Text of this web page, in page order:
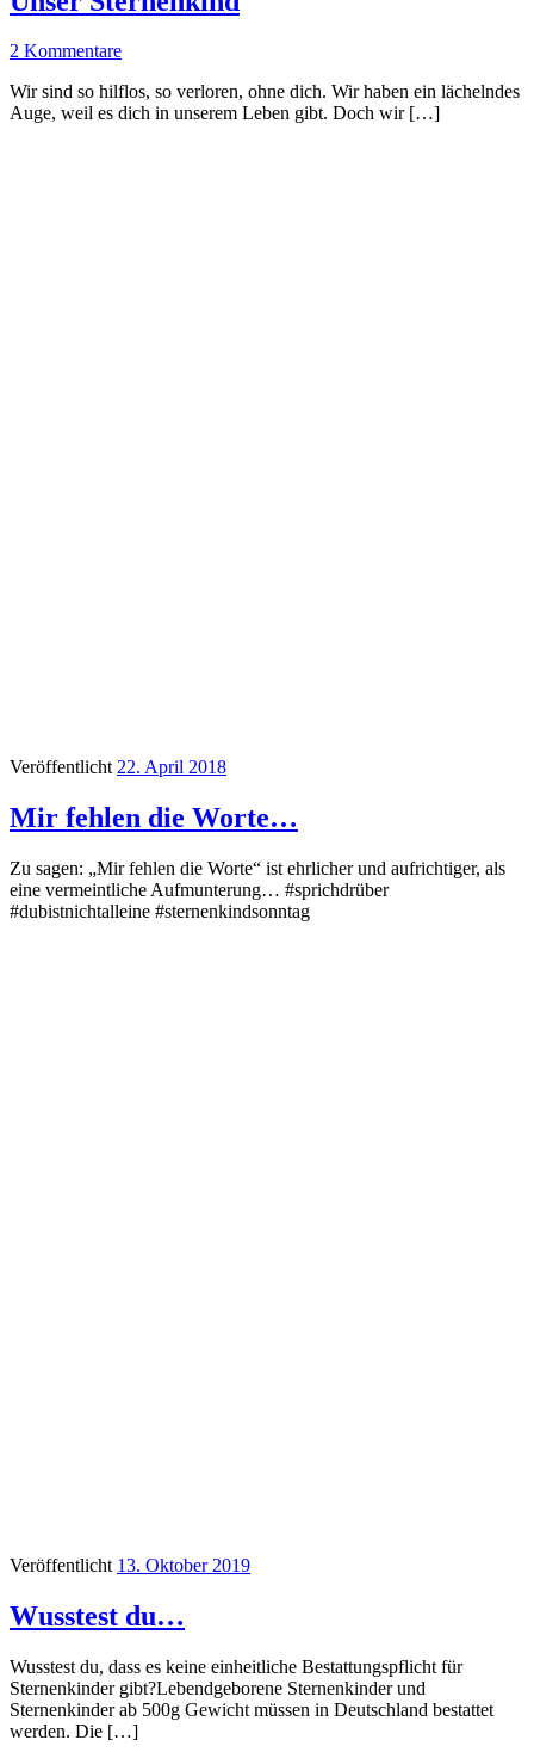
2 Kommentare
Wir sind so hilflos, so verloren, ohne dich. Wir haben ein lächelndes
Auge, weil es dich in unserem Leben gibt. Doch wir […]
Veröffentlicht22. April 2018
Mir fehlen die Worte…
Zu sagen: „Mir fehlen die Worte“ ist ehrlicher und aufrichtiger, als
eine vermeintliche Aufmunterung… #sprichdrüber
#dubistnichtalleine #sternenkindsonntag
Veröffentlicht 13. Oktober 2019
Wusstest du…
Wusstest du, dass es keine einheitliche Bestattungspflicht für
Sternenkinder gibt?Lebendgeborene Sternenkinder und
Sternenkinder ab 500g Gewicht müssen in Deutschland bestattet
werden. Die […]